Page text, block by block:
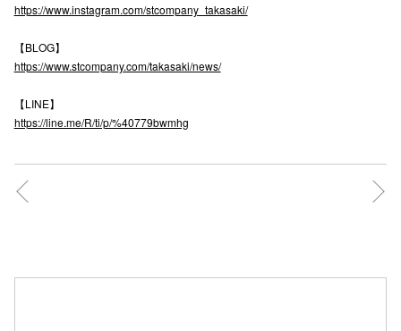
https://www.instagram.com/stcompany_takasaki/
【BLOG】
https://www.stcompany.com/takasaki/news/
【LINE】
https://line.me/R/ti/p/%40779bwmhg